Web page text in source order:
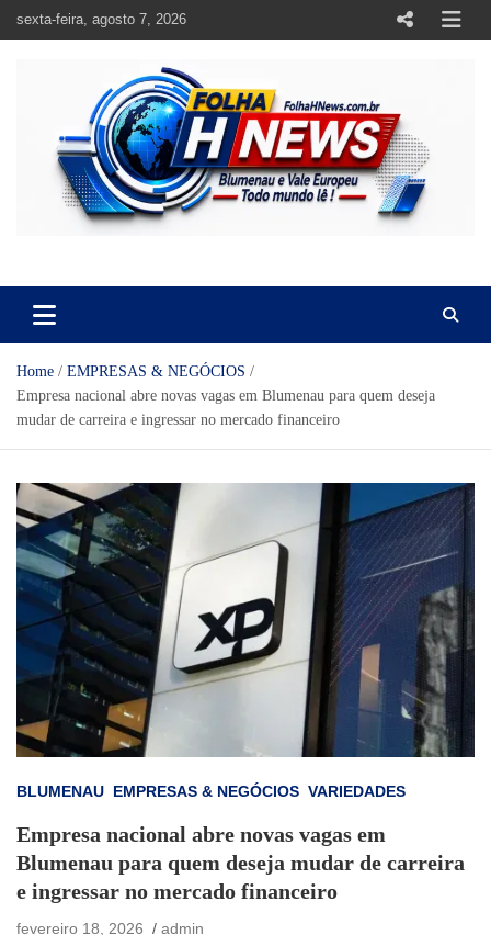
sexta-feira, agosto 7, 2026
Home
EMPRESAS & NEGÓCIOS
Empresa nacional abre novas vagas em Blumenau para quem deseja
mudar de carreira e ingressar no mercado financeiro
BLUMENAU EMPRESAS & NEGÓCIOS VARIEDADES
Empresa nacional abre novas vagas em
Blumenau para quem deseja mudar de carreira
e ingressar no mercado financeiro
fevereiro 18, 2026 admin